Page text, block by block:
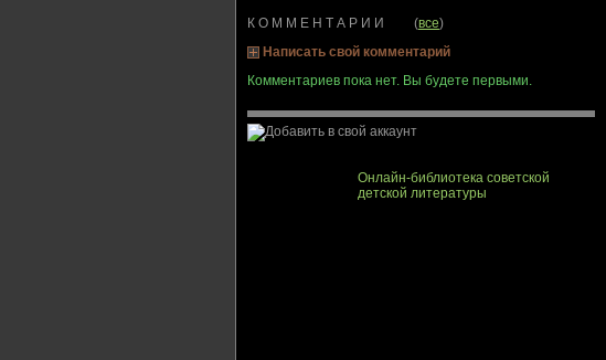
К О М М Е Н Т А Р И И (все)
Написать свой комментарий
Комментариев пока нет. Вы будете первыми.
Онлайн-библиотека советской
детской литературы